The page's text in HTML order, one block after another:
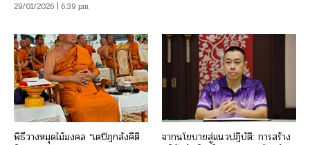
29/01/2026 | 6:39 pm
พิธีวางหมุดไม้มงคล “เตปิฎกสังคีติ
จากนโยบายสู่แนวปฏิบัติ: การสร้าง